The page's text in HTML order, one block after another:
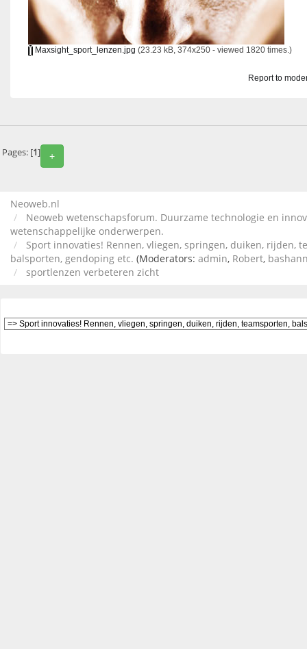
Maxsight_sport_lenzen.jpg (23.23 kB, 374x250 - viewed 1820 times.)
Report to
+
Pages: [1]
Neoweb.nl
Neoweb wetenschapsforum. Duurzame technologie en
wetenschappelijke onderwerpen.
Sport innovaties! Rennen, vliegen, springen, duiken, rijden,
balsporten, gendoping etc. (Moderators: admin, Robert,
sportlenzen verbeteren zicht